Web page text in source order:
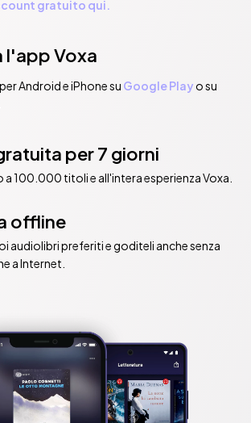
gratuito qui.
l'app Voxa
Android e iPhone su Google Playo su
per 7 giorni
a 100.000 titoli e all'intera esperienza Voxa.
offline
audiolibri preferiti e goditeli anche senza
a Internet.